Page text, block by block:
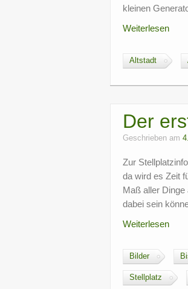
kleinen
Weiterlesen
Altstadt
Der
Geschrieben am
Zur
da wird es Zeit
Maß aller
dabei sein
Weiterlesen
Bilder
Stellplatz